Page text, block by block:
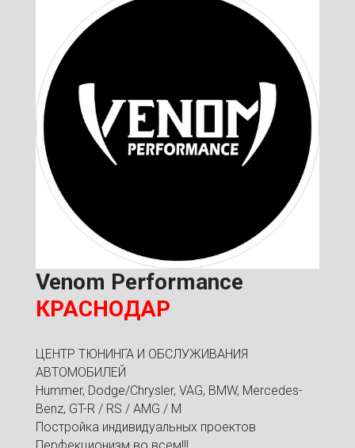
Venom Performance
КРАСНОДАР
ЦЕНТР ТЮНИНГА И ОБСЛУЖИВАНИЯ
АВТОМОБИЛЕЙ
Hummer, Dodge/Chrysler, VAG, BMW, Mercedes-
Benz, GT-R / RS / AMG / M
Постройка индивидуальных проектов